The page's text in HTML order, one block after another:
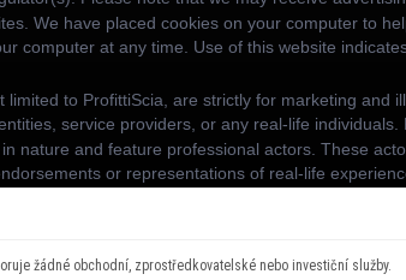
žádné obchodní, zprostředkovatelské nebo investiční služby.